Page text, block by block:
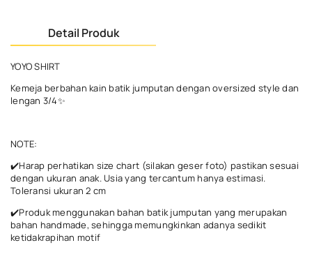
Detail Produk
YOYO SHIRT
Kemeja berbahan kain batik jumputan dengan oversized style dan
lengan 3/4✨
NOTE:
✔️Harap perhatikan size chart (silakan geser foto) pastikan sesuai
dengan ukuran anak. Usia yang tercantum hanya estimasi.
Toleransi ukuran 2 cm
✔️Produk menggunakan bahan batik jumputan yang merupakan
bahan handmade, sehingga memungkinkan adanya sedikit
ketidakrapihan motif